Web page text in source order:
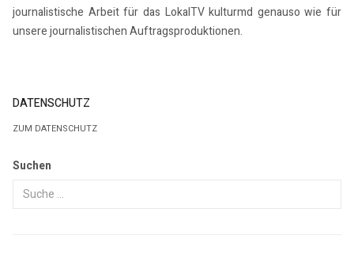
journalistische Arbeit für das LokalTV kulturmd genauso wie für
unsere journalistischen Auftragsproduktionen.
DATENSCHUTZ
ZUM DATENSCHUTZ
Suchen